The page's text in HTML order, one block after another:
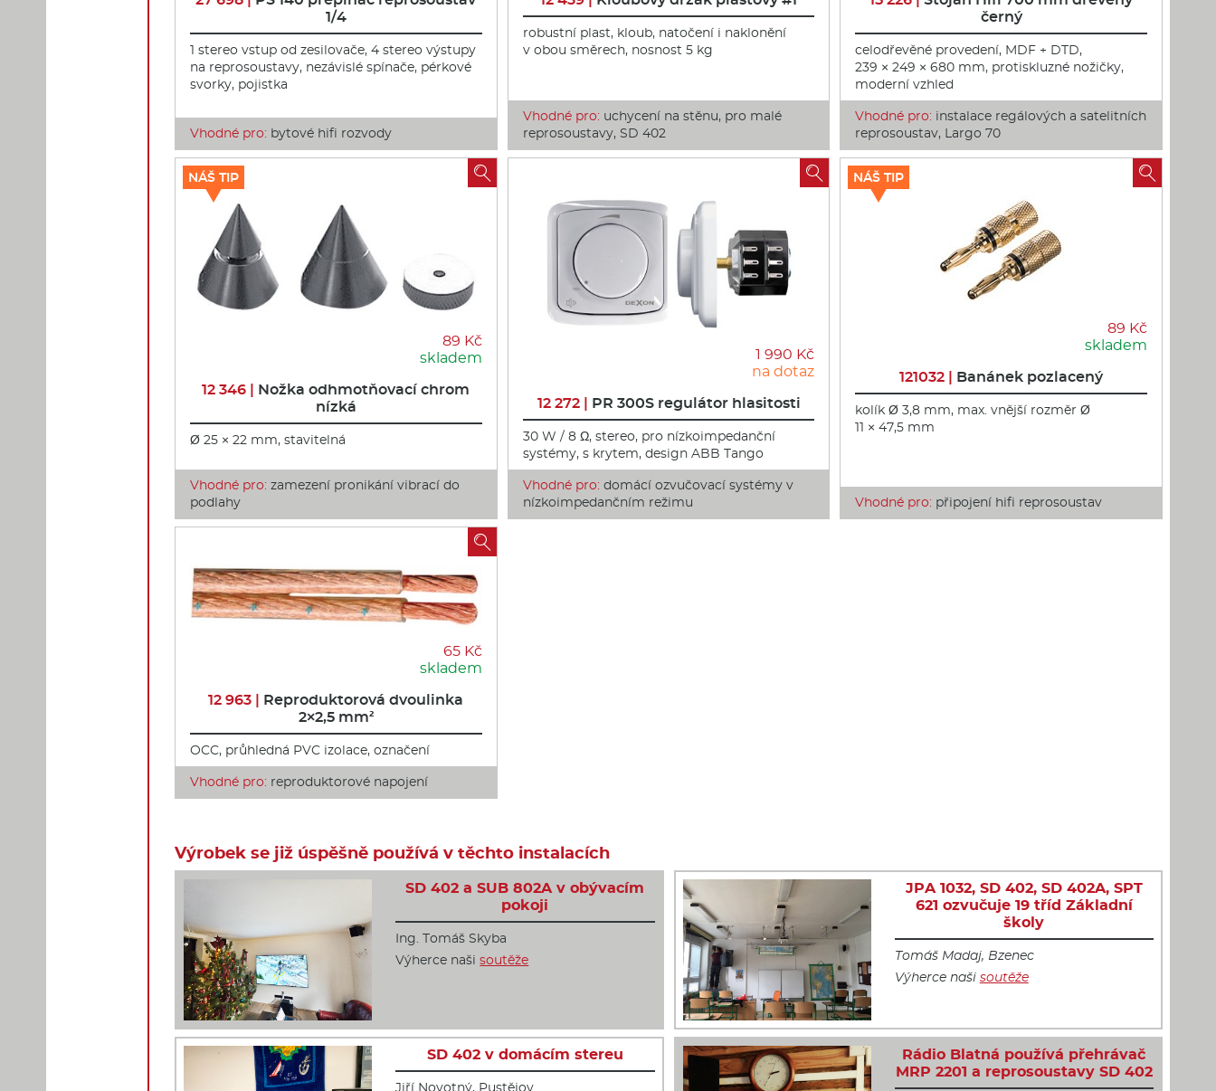
1/4
1 stereo vstup od zesilovače, 4 stereo výstupy
na reprosoustavy, nezávislé spínače, pérkové
svorky, pojistka
Vhodné pro: bytové hifi rozvody
robustní plast, kloub, natočení i naklonění
v obou směrech, nosnost 5 kg
Vhodné pro: uchycení na stěnu, pro malé
reprosoustavy, SD 402
černý
celodřevěné provedení, MDF + DTD,
239 × 249 × 680 mm, protiskluzné nožičky,
moderní vzhled
Vhodné pro: instalace regálových a satelitních
reprosoustav, Largo 70
89 Kč
skladem
12 346 | Nožka odhmotňovací chrom
nízká
Ø 25 × 22 mm, stavitelná
Vhodné pro: zamezení pronikání vibrací do
podlahy
NÁŠ TIP 
1 990 Kč
na dotaz
12 272 | PR 300S regulátor hlasitosti
30 W / 8 Ω, stereo, pro nízkoimpedanční
systémy, s krytem, design ABB Tango
Vhodné pro: domácí ozvučovací systémy v
nízkoimpedančním režimu

89 Kč
skladem
121032 | Banánek pozlacený
kolík Ø 3,8 mm, max. vnější rozměr Ø
11 × 47,5 mm
Vhodné pro: připojení hifi reprosoustav
NÁŠ TIP 
65 Kč
skladem
12 963 | Reproduktorová dvoulinka
2×2,5 mm²
OCC, průhledná PVC izolace, označení
Vhodné pro: reproduktorové napojení

Výrobek se již úspěšně používá v těchto instalacích
SD 402 a SUB 802A v obývacím
pokoji
Ing. Tomáš Skyba
Výherce našisoutěže
JPA 1032, SD 402, SD 402A, SPT
621 ozvučuje 19 tříd Základní
školy
Tomáš Madaj, Bzenec
Výherce naši soutěže
SD 402 v domácím stereu
Jiří Novotný, Pustějov
Rádio Blatná používá přehrávač
MRP 2201 a reprosoustavy SD 402